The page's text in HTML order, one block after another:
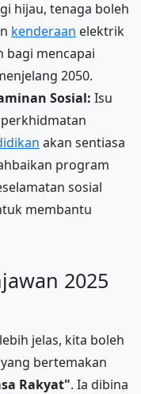
hijau, tenaga boleh
kenderaan elektrik
bagi mencapai
2050.
Sosial: Isu
akan sentiasa
program
sosial
membantu
2025
jelas, kita boleh
bertemakan
Rakyat". Ia dibina